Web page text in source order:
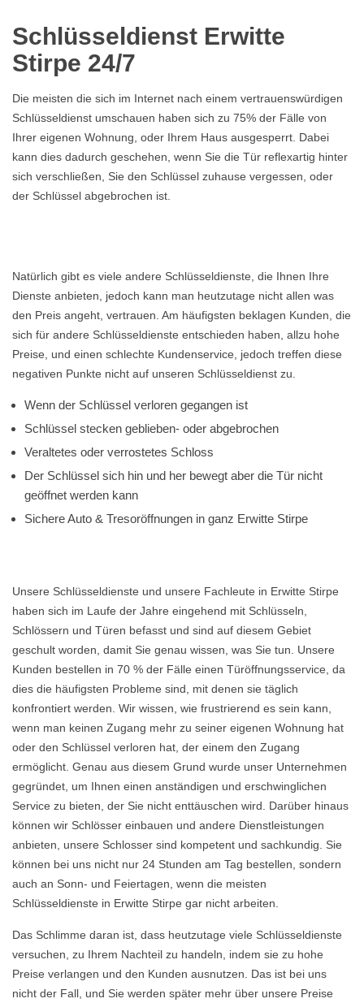
Schlüsseldienst Erwitte
Stirpe 24/7
Die meisten die sich im Internet nach einem vertrauenswürdigen
Schlüsseldienst umschauen haben sich zu 75% der Fälle von
Ihrer eigenen Wohnung, oder Ihrem Haus ausgesperrt. Dabei
kann dies dadurch geschehen, wenn Sie die Tür reflexartig hinter
sich verschließen, Sie den Schlüssel zuhause vergessen, oder
der Schlüssel abgebrochen ist.
Natürlich gibt es viele andere Schlüsseldienste, die Ihnen Ihre
Dienste anbieten, jedoch kann man heutzutage nicht allen was
den Preis angeht, vertrauen. Am häufigsten beklagen Kunden, die
sich für andere Schlüsseldienste entschieden haben, allzu hohe
Preise, und einen schlechte Kundenservice, jedoch treffen diese
negativen Punkte nicht auf unseren Schlüsseldienst zu.
Wenn der Schlüssel verloren gegangen ist
Schlüssel stecken geblieben- oder abgebrochen
Veraltetes oder verrostetes Schloss
Der Schlüssel sich hin und her bewegt aber die Tür nicht
geöffnet werden kann
Sichere Auto & Tresoröffnungen in ganz Erwitte Stirpe
Unsere Schlüsseldienste und unsere Fachleute in Erwitte Stirpe
haben sich im Laufe der Jahre eingehend mit Schlüsseln,
Schlössern und Türen befasst und sind auf diesem Gebiet
geschult worden, damit Sie genau wissen, was Sie tun. Unsere
Kunden bestellen in 70 % der Fälle einen Türöffnungsservice, da
dies die häufigsten Probleme sind, mit denen sie täglich
konfrontiert werden. Wir wissen, wie frustrierend es sein kann,
wenn man keinen Zugang mehr zu seiner eigenen Wohnung hat
oder den Schlüssel verloren hat, der einem den Zugang
ermöglicht. Genau aus diesem Grund wurde unser Unternehmen
gegründet, um Ihnen einen anständigen und erschwinglichen
Service zu bieten, der Sie nicht enttäuschen wird. Darüber hinaus
können wir Schlösser einbauen und andere Dienstleistungen
anbieten, unsere Schlosser sind kompetent und sachkundig. Sie
können bei uns nicht nur 24 Stunden am Tag bestellen, sondern
auch an Sonn- und Feiertagen, wenn die meisten
Schlüsseldienste in Erwitte Stirpe gar nicht arbeiten.
Das Schlimme daran ist, dass heutzutage viele Schlüsseldienste
versuchen, zu Ihrem Nachteil zu handeln, indem sie zu hohe
Preise verlangen und den Kunden ausnutzen. Das ist bei uns
nicht der Fall, und Sie werden später mehr über unsere Preise